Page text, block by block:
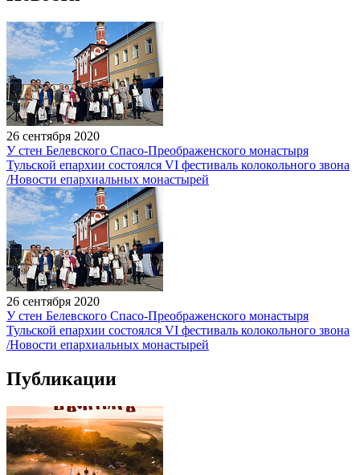
26 сентября 2020
У стен Белевского Спасо-Преображенского монастыря
Тульской епархии состоялся VI фестиваль колокольного звона
/Новости епархиальных монастырей
26 сентября 2020
У стен Белевского Спасо-Преображенского монастыря
Тульской епархии состоялся VI фестиваль колокольного звона
/Новости епархиальных монастырей
Публикации